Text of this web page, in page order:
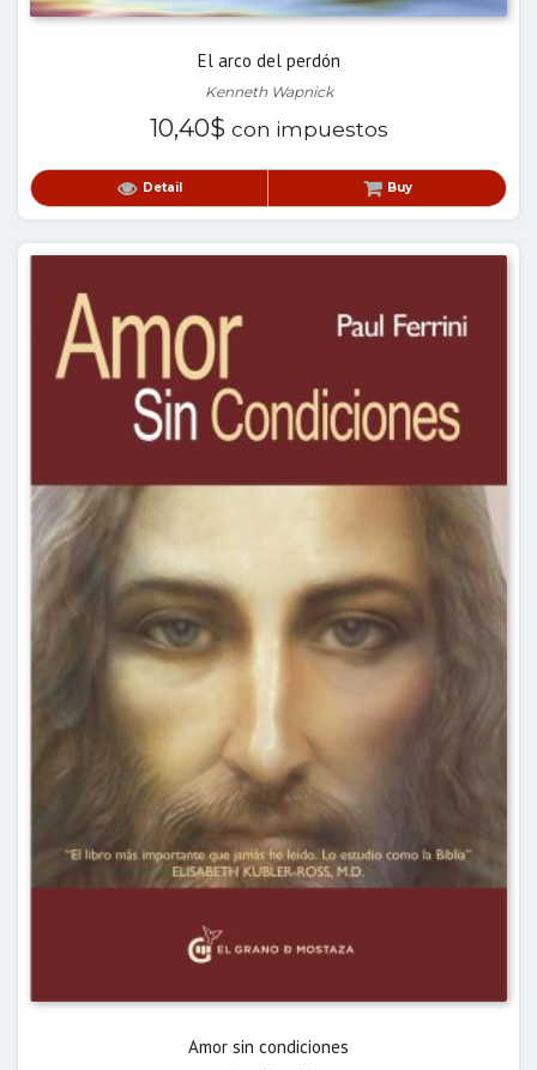
El arco del perdón
Kenneth Wapnick
10,40$ con impuestos
Detail Buy
Amor sin condiciones